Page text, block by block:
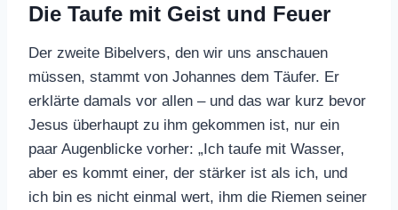
Die Taufe mit Geist und Feuer
Der zweite Bibelvers, den wir uns anschauen
müssen, stammt von Johannes dem Täufer. Er
erklärte damals vor allen – und das war kurz bevor
Jesus überhaupt zu ihm gekommen ist, nur ein
paar Augenblicke vorher: „Ich taufe mit Wasser,
aber es kommt einer, der stärker ist als ich, und
ich bin es nicht einmal wert, ihm die Riemen seiner